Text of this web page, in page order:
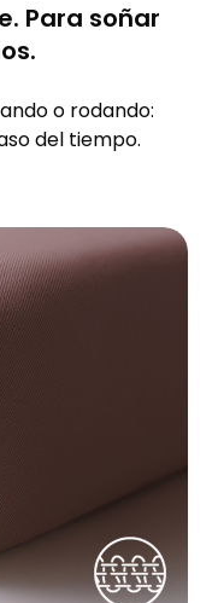
Para soñar
o rodando:
del tiempo.